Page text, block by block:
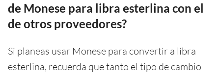
de Monese para libra esterlina con el
de otros proveedores?
Si planeas usar Monese para convertir a libra
esterlina, recuerda que tanto el tipo de cambio